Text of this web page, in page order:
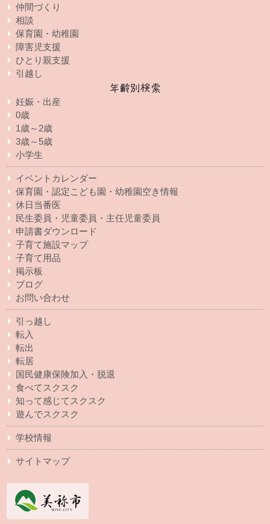
仲間づくり
相談
保育園・幼稚園
障害児支援
ひとり親支援
引越し
年齢別検索
妊娠・出産
0歳
1歳～2歳
3歳～5歳
小学生
イベントカレンダー
保育園・認定こども園・幼稚園空き情報
休日当番医
民生委員・児童委員・主任児童委員
申請書ダウンロード
子育て施設マップ
子育て用品
掲示板
ブログ
お問い合わせ
引っ越し
転入
転出
転居
国民健康保険加入・脱退
食べてスクスク
知って感じてスクスク
遊んでスクスク
学校情報
サイトマップ